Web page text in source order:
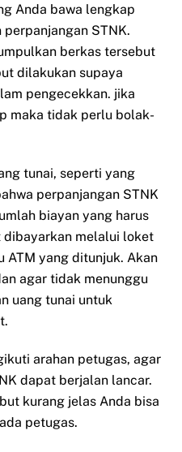
Anda bawa lengkap
STNK.
berkas tersebut
dilakukan supaya
pengecekkan. jika
maka tidak perlu bolak-
tunai, seperti yang
perpanjangan STNK
biayan yang harus
melalui loket
ATM yang ditunjuk. Akan
agar tidak menunggu
uang tunai untuk
arahan petugas, agar
dapat berjalan lancar.
kurang jelas Anda bisa
petugas.